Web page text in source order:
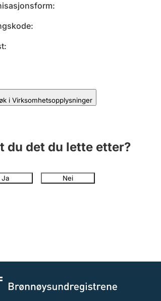
i Virksomhetsopplysninger
du det du lette etter?
Ja Nei